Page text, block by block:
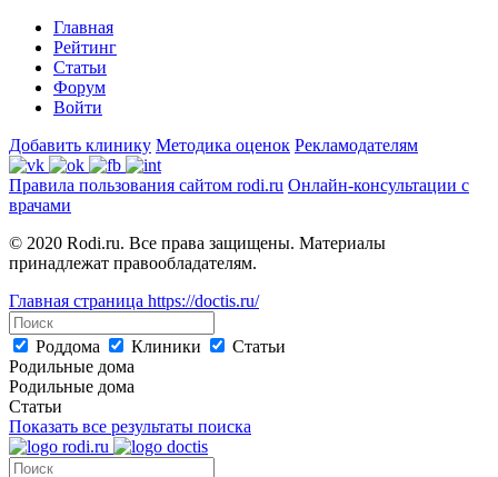
Главная
Рейтинг
Статьи
Форум
Войти
Добавить клинику Методика оценок Рекламодателям
Правила пользования сайтом rodi.ru Онлайн-консультации с
врачами
© 2020 Rodi.ru. Все права защищены. Материалы
принадлежат правообладателям.
Главная страница https://doctis.ru/
Роддома Клиники
Статьи
Родильные дома
Родильные дома
Статьи
Показать все результаты поиска